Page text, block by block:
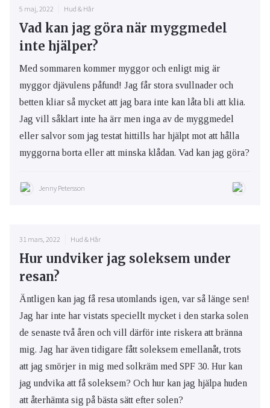
5 maj, 2022 Hud & Hår
Vad kan jag göra när myggmedel
inte hjälper?
Med sommaren kommer myggor och enligt mig är
myggor djävulens påfund! Jag får stora svullnader och
betten kliar så mycket att jag bara inte kan låta bli att klia.
Jag vill såklart inte ha ärr men inga av de myggmedel
eller salvor som jag testat hittills har hjälpt mot att hålla
myggorna borta eller att minska klådan. Vad kan jag göra?
Jenny Petersson
31 mars, 2022 Hud & Hår
Hur undviker jag soleksem under
resan?
Äntligen kan jag få resa utomlands igen, var så länge sen!
Jag har inte har vistats speciellt mycket i den starka solen
de senaste två åren och vill därför inte riskera att bränna
mig. Jag har även tidigare fått soleksem emellanåt, trots
att jag smörjer in mig med solkräm med SPF 30. Hur kan
jag undvika att få soleksem? Och hur kan jag hjälpa huden
att återhämta sig på bästa sätt efter solen?